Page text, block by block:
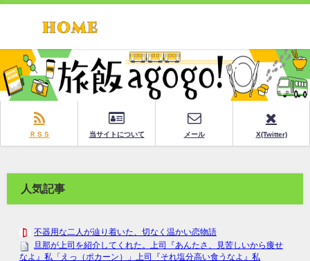
ＲＳＳ 当サイトについて メール X(Twitter)
人気記事